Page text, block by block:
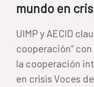
mundo en
UIMP y AECID
cooperación”
la cooperación
en crisis Voces